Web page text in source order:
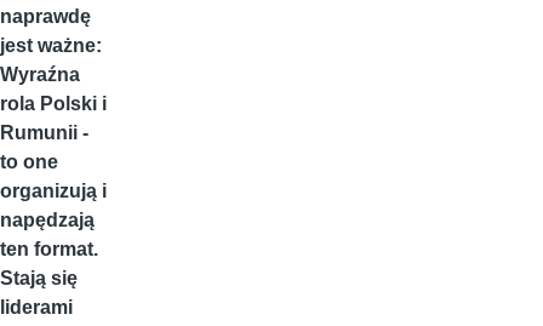
naprawdę
jest ważne:
Wyraźna
rola Polski i
Rumunii -
to one
organizują i
napędzają
ten format.
Stają się
liderami